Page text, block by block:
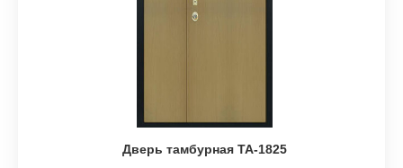
Дверь тамбурная ТА-1825